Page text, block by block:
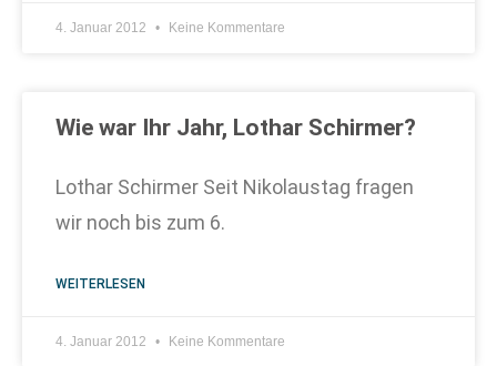
4. Januar 2012 Keine Kommentare
Wie war Ihr Jahr, Lothar Schirmer?
Lothar Schirmer Seit Nikolaustag fragen
wir noch bis zum 6.
WEITERLESEN
4. Januar 2012 Keine Kommentare